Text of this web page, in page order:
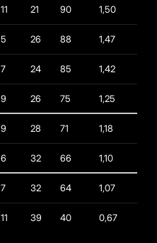
11 21 90 1,50
5 26 88 1,47
7 24 85 1,42
9 26 75 1,25
9 28 71 1,18
6 32 66 1,10
7 32 64 1,07
11 39 40 0,67